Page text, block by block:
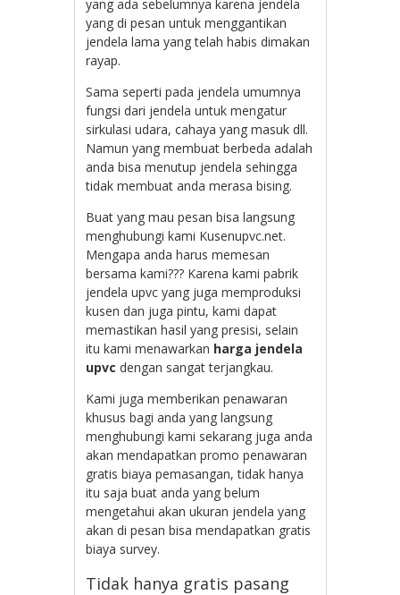
yang ada sebelumnya karena jendela
yang di pesan untuk menggantikan
jendela lama yang telah habis dimakan
rayap.
Sama seperti pada jendela umumnya
fungsi dari jendela untuk mengatur
sirkulasi udara, cahaya yang masuk dll.
Namun yang membuat berbeda adalah
anda bisa menutup jendela sehingga
tidak membuat anda merasa bising.
Buat yang mau pesan bisa langsung
menghubungi kami Kusenupvc.net.
Mengapa anda harus memesan
bersama kami??? Karena kami pabrik
jendela upvc yang juga memproduksi
kusen dan juga pintu, kami dapat
memastikan hasil yang presisi, selain
itu kami menawarkan harga jendela
upvc dengan sangat terjangkau.
Kami juga memberikan penawaran
khusus bagi anda yang langsung
menghubungi kami sekarang juga anda
akan mendapatkan promo penawaran
gratis biaya pemasangan, tidak hanya
itu saja buat anda yang belum
mengetahui akan ukuran jendela yang
akan di pesan bisa mendapatkan gratis
biaya survey.
Tidak hanya gratis pasang